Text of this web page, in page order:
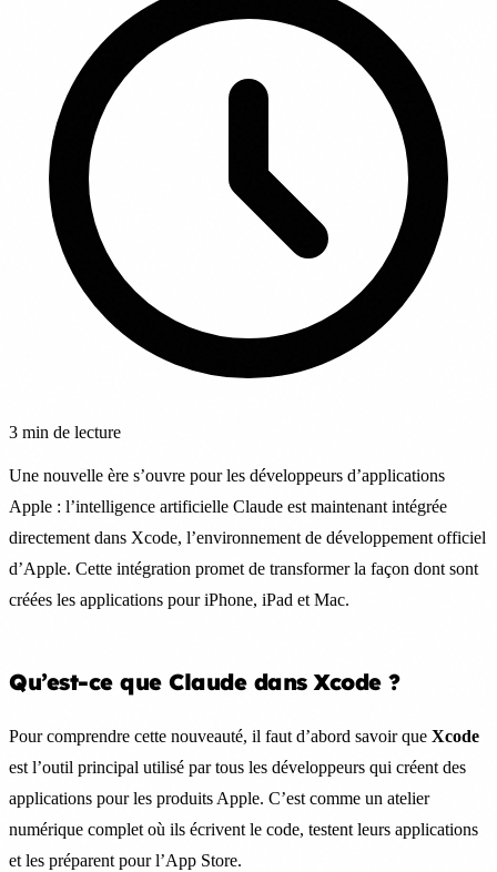
3 min de lecture
Une nouvelle ère s’ouvre pour les développeurs d’applications
Apple : l’intelligence artificielle Claude est maintenant intégrée
directement dans Xcode, l’environnement de développement officiel
d’Apple. Cette intégration promet de transformer la façon dont sont
créées les applications pour iPhone, iPad et Mac.
Qu’est-ce que Claude dans Xcode ?
Pour comprendre cette nouveauté, il faut d’abord savoir que Xcode
est l’outil principal utilisé par tous les développeurs qui créent des
applications pour les produits Apple. C’est comme un atelier
numérique complet où ils écrivent le code, testent leurs applications
et les préparent pour l’App Store.